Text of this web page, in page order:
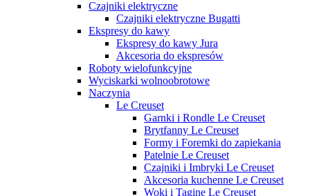
Czajniki elektryczne
Czajniki elektryczne Bugatti
Ekspresy do kawy
Ekspresy do kawy Jura
Akcesoria do ekspresów
Roboty wielofunkcyjne
Wyciskarki wolnoobrotowe
Naczynia
Le Creuset
Garnki i Rondle Le Creuset
Brytfanny Le Creuset
Formy i Foremki do zapiekania
Patelnie Le Creuset
Czajniki i Imbryki Le Creuset
Akcesoria kuchenne Le Creuset
Woki i Tagine Le Creuset